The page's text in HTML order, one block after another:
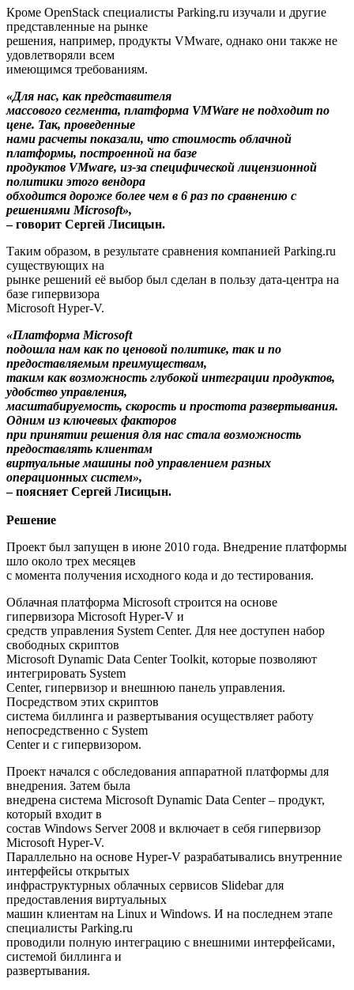
Кроме OpenStack специалисты Parking.ru изучали и другие
представленные на рынке
решения, например, продукты VMware, однако они также не
удовлетворяли всем
имеющимся требованиям.
«Для нас, как представителя
массового сегмента, платформа VMWare не подходит по
цене. Так, проведенные
нами расчеты показали, что стоимость облачной
платформы, построенной на базе
продуктов VMware, из-за специфической лицензионной
политики этого вендора
обходится дороже более чем в 6 раз по сравнению с
решениями Microsoft»,
– говорит Сергей Лисицын.
Таким образом, в результате сравнения компанией Parking.ru
существующих на
рынке решений её выбор был сделан в пользу дата-центра на
базе гипервизора
Microsoft Hyper-V.
«Платформа Microsoft
подошла нам как по ценовой политике, так и по
предоставляемым преимуществам,
таким как возможность глубокой интеграции продуктов,
удобство управления,
масштабируемость, скорость и простота развертывания.
Одним из ключевых факторов
при принятии решения для нас стала возможность
предоставлять клиентам
виртуальные машины под управлением разных
операционных систем»,
– поясняет Сергей Лисицын.
Решение
Проект был запущен в июне 2010 года. Внедрение платформы
шло около трех месяцев
с момента получения исходного кода и до тестирования.
Облачная платформа Microsoft строится на основе
гипервизора Microsoft Hyper-V и
средств управления System Center. Для нее доступен набор
свободных скриптов
Microsoft Dynamic Data Center Toolkit, которые позволяют
интегрировать System
Center, гипервизор и внешнюю панель управления.
Посредством этих скриптов
система биллинга и развертывания осуществляет работу
непосредственно с System
Center и с гипервизором.
Проект начался с обследования аппаратной платформы для
внедрения. Затем была
внедрена система Microsoft Dynamic Data Center – продукт,
который входит в
состав Windows Server 2008 и включает в себя гипервизор
Microsoft Hyper-V.
Параллельно на основе Hyper-V разрабатывались внутренние
интерфейсы открытых
инфраструктурных облачных сервисов Slidebar для
предоставления виртуальных
машин клиентам на Linux и Windows. И на последнем этапе
специалисты Parking.ru
проводили полную интеграцию с внешними интерфейсами,
системой биллинга и
развертывания.